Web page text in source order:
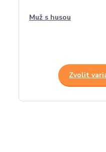
Muž s husou
Zvolit